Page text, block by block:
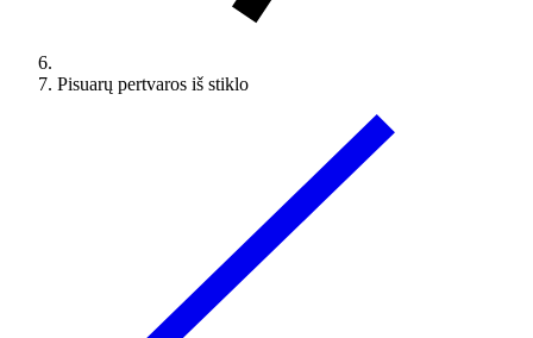
Pisuarų pertvaros iš stiklo